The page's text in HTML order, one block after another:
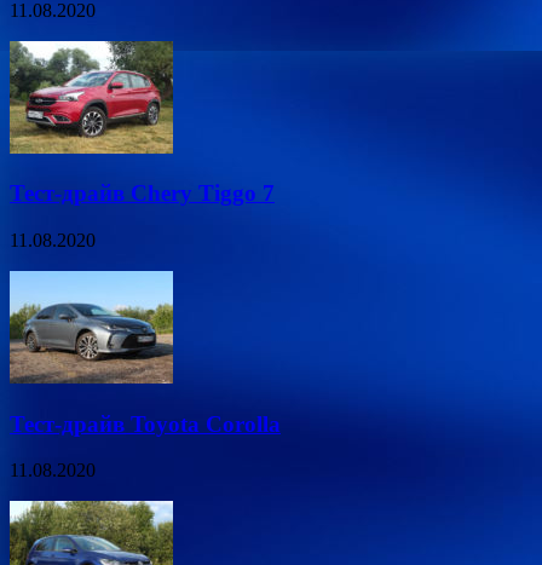
11.08.2020
Тест-драйв Chery Tiggo 7
11.08.2020
Тест-драйв Toyota Corolla
11.08.2020